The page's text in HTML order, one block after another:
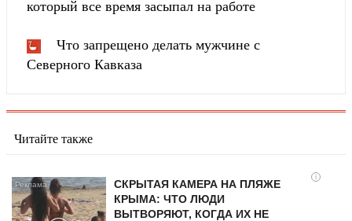
который все время засыпал на работе
Что запрещено делать мужчине с
Северного Кавказа
Читайте также
i
СКРЫТАЯ КАМЕРА НА ПЛЯЖЕ
КРЫМА: ЧТО ЛЮДИ
ВЫТВОРЯЮТ, КОГДА ИХ НЕ